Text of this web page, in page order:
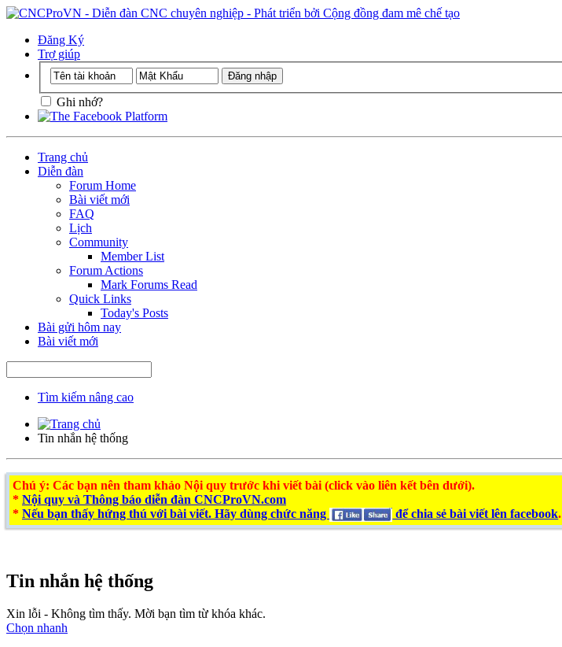
Đăng Ký
Trợ giúp
Ghi nhớ?
Trang chủ
Diễn đàn
Forum Home
Bài viết mới
FAQ
Lịch
Community
Member List
Forum Actions
Mark Forums Read
Quick Links
Today's Posts
Bài gửi hôm nay
Bài viết mới
Tìm kiếm nâng cao
Tin nhắn hệ thống
Chú ý: Các bạn nên tham khảo Nội quy trước khi viết bài (click vào liên kết bên dưới).
* Nội quy và Thông báo diễn đàn CNCProVN.com
* Nếu bạn thấy hứng thú với bài viết. Hãy dùng chức năng để chia sẻ bài viết lên facebook.
Tin nhắn hệ thống
Xin lỗi - Không tìm thấy. Mời bạn tìm từ khóa khác.
Chọn nhanh